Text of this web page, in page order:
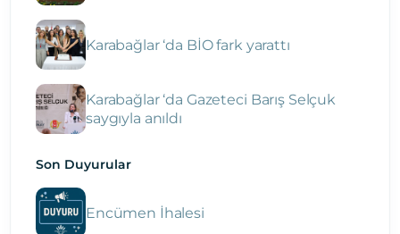
Karabağlar ‘da BİO fark yarattı
Karabağlar ‘da Gazeteci Barış Selçuk
saygıyla anıldı
Son Duyurular
Encümen İhalesi